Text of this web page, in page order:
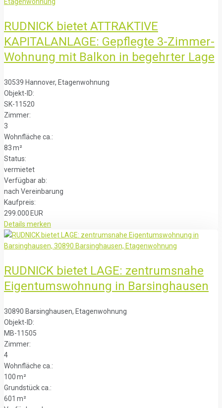
RUDNICK bietet ATTRAKTIVE
KAPITALANLAGE: Gepflegte 3-Zimmer-
Wohnung mit Balkon in begehrter Lage
30539 Hannover, Etagenwohnung
Objekt-ID:
SK-11520
Zimmer:
3
Wohnfläche ca.:
83 m²
Status:
vermietet
Verfügbar ab:
nach Vereinbarung
Kaufpreis:
299.000 EUR
Details merken
RUDNICK bietet LAGE: zentrumsnahe
Eigentumswohnung in Barsinghausen
30890 Barsinghausen, Etagenwohnung
Objekt-ID:
MB-11505
Zimmer:
4
Wohnfläche ca.:
100 m²
Grund­stück ca.:
601 m²